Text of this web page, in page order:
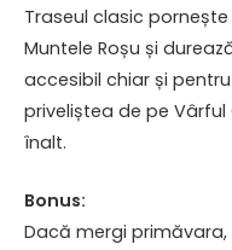
Traseul clasic
Muntele Roșu și
accesibil chiar și
priveliștea de pe
înalt.
Bonus:
Dacă mergi